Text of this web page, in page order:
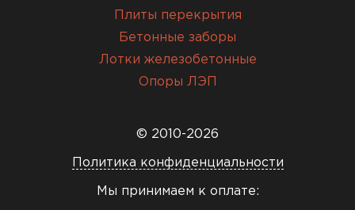
Плиты перекрытия
Бетонные заборы
Лотки железобетонные
Опоры ЛЭП
© 2010-2026
Политика конфиденциальности
Мы принимаем к оплате: